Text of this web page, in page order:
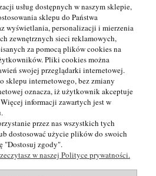
0,00 zł
0,00 zł
Informacje
Pomoc
Moje konto
usług dostępnych w naszym sklepie,
sklepu do Państwa
wyświetlania, personalizacji i mierzenia
zewnętrznych sieci reklamowych,
za pomocą plików cookies na
Pliki cookies można
swojej przeglądarki internetowej.
sklepu internetowego, bez zmiany
oznacza, iż użytkownik akceptuje
informacji zawartych jest w
przez nas wszystkich tych
dostosować użycie plików do swoich
"Dostosuj zgody".
w naszej Polityce prywatności.